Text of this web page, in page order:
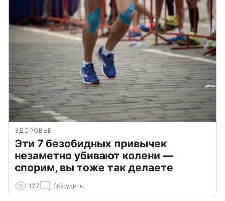
ЗДОРОВЬЕ
Эти 7 безобидных привычек
незаметно убивают колени —
спорим, вы тоже так делаете
127 Обсудить